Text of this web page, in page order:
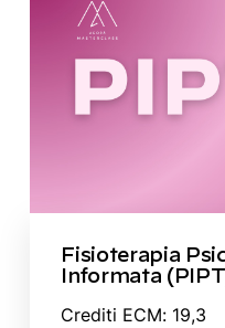
Fisioterapia
Informata
Crediti ECM: 19,3